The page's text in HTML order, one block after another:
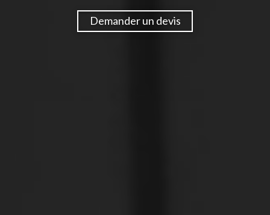
Demander un devis